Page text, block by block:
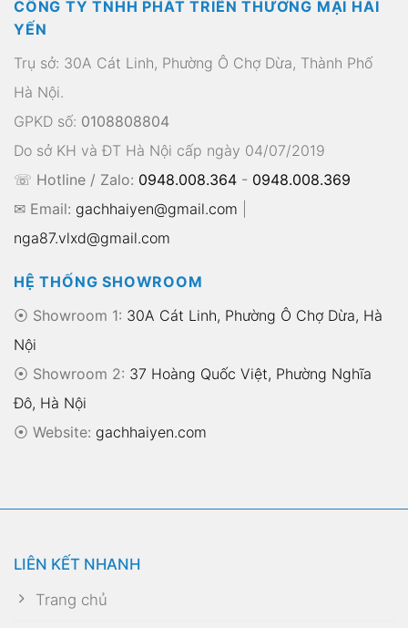
CÔNG TY TNHH PHÁT TRIỂN THƯƠNG MẠI HẢI
YẾN
Trụ sở: 30A Cát Linh, Phường Ô Chợ Dừa, Thành Phố
Hà Nội.
GPKD số: 0108808804
Do sở KH và ĐT Hà Nội cấp ngày 04/07/2019
☏ Hotline / Zalo: 0948.008.364 - 0948.008.369
✉ Email: gachhaiyen@gmail.com
nga87.vlxd@gmail.com
HỆ THỐNG SHOWROOM
⦿ Showroom 1: 30A Cát Linh, Phường Ô Chợ Dừa, Hà
Nội
⦿ Showroom 2: 37 Hoàng Quốc Việt, Phường Nghĩa
Đô, Hà Nội
⦿ Website: gachhaiyen.com
LIÊN KẾT NHANH
Trang chủ